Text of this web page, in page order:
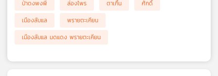
ป่าดงพงพี
ล่องไพร ตาเกิ้น
ศักดิ์
เมืองลับแล
พรายตะเคียน
เมืองลับแล มดแดง พรายตะเคียน